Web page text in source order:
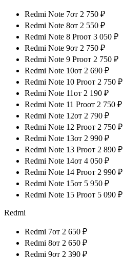
Redmi Note 7от 2 750 ₽
Redmi Note 8от 2 550 ₽
Redmi Note 8 Proот 3 050 ₽
Redmi Note 9от 2 750 ₽
Redmi Note 9 Proот 2 750 ₽
Redmi Note 10от 2 690 ₽
Redmi Note 10 Proот 2 750 ₽
Redmi Note 11от 2 190 ₽
Redmi Note 11 Proот 2 750 ₽
Redmi Note 12от 2 790 ₽
Redmi Note 12 Proот 2 750 ₽
Redmi Note 13от 2 990 ₽
Redmi Note 13 Proот 2 890 ₽
Redmi Note 14от 4 050 ₽
Redmi Note 14 Proот 2 990 ₽
Redmi Note 15от 5 950 ₽
Redmi Note 15 Proот 5 090 ₽
Redmi
Redmi 7от 2 650 ₽
Redmi 8от 2 650 ₽
Redmi 9от 2 390 ₽